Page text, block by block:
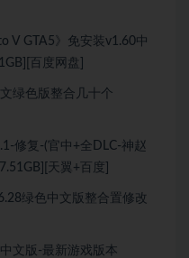
V GTA5》免安装v1.60中
百度网盘]
绿色版整合几十个
修复-(官中+全DLC-神赵
天翼+百度]
绿色中文版整合置修改
文版-最新游戏版本